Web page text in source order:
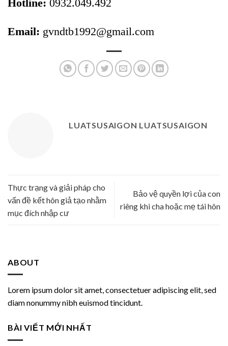
Hotline: 0932.049.492
Email: gvndtb1992@gmail.com
LUATSUSAIGON LUATSUSAIGON
Thực trạng và giải pháp cho
vấn đề kết hôn giả tạo nhằm
mục đích nhập cư
Bảo vệ quyền lợi của con
riêng khi cha hoặc mẹ tái hôn
ABOUT
Lorem ipsum dolor sit amet, consectetuer adipiscing elit, sed
diam nonummy nibh euismod tincidunt.
BÀI VIẾT MỚI NHẤT